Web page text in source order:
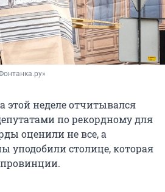
этой неделе отчитывался
по рекордному для
оценили не все, а
уподобили столице, которая
провинции.